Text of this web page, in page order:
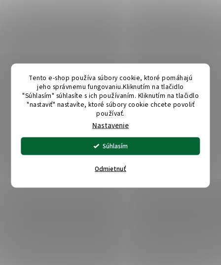
Tento e-shop používa súbory cookie, ktoré pomáhajú
jeho správnemu fungovaniu.Kliknutím na tlačidlo
"Súhlasím" súhlasíte s ich používaním. Kliknutím na tlačidlo
"nastaviť" nastavíte, ktoré súbory cookie chcete povoliť
používať.
Nastavenie
Odmietnuť
Súhlasím